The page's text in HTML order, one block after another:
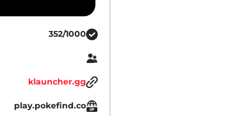
352/1000
klauncher.gg
play.pokefind.co